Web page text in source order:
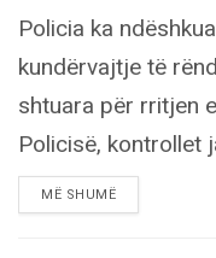
Policia ka
kundërvajtje të
shtuara për rritjen
Policisë, kontrollet
MË SHUMËDETAILS